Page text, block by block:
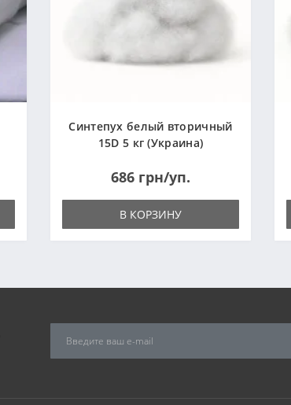
Синтепух белый вторичный
15D 5 кг (Украина)
686 грн/уп.
В КОРЗИНУ